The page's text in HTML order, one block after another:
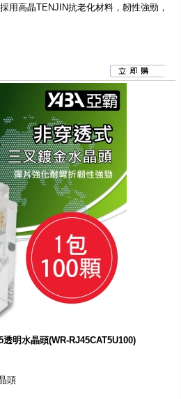
用高晶TENJIN抗老化材料，韌性強勁，
明水晶頭(WR-RJ45CAT5U100)
頭